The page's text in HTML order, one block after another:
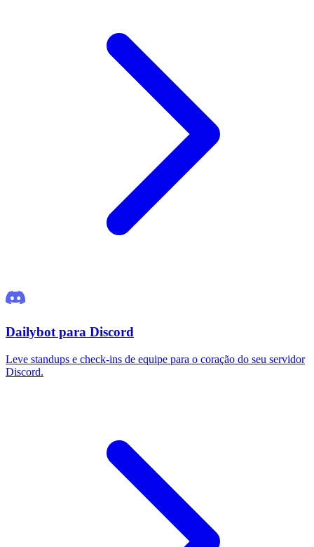
Dailybot para Discord
Leve standups e check-ins de equipe para o coração do seu servidor
Discord.